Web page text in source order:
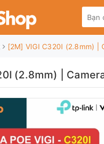
[2M] VIGI C320I (2.8mm) |
(2.8mm) |